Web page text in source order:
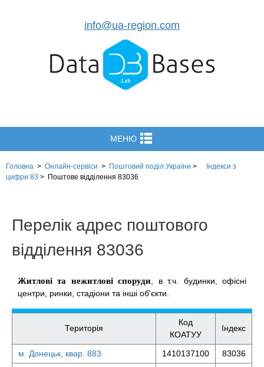
info@ua-region.com
МЕНЮ
Головна > Онлайн-сервіси > Поштовий поділ України >
Індекси з
цифри 83 > Поштове відділення 83036
Перелік адрес поштового
відділення 83036
Житлові та нежитлові споруди , в т.ч. будинки, офісні
центри, ринки, стадіони та інші об'єкти.
Територія
Код
КОАТУУ
Індекс
м. Донецьк, квар. 883 1410137100
83036